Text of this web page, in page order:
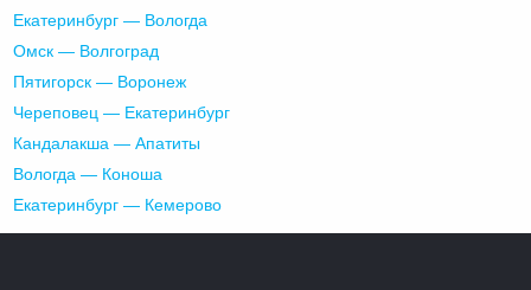
Екатеринбург — Вологда
Омск — Волгоград
Пятигорск — Воронеж
Череповец — Екатеринбург
Кандалакша — Апатиты
Вологда — Коноша
Екатеринбург — Кемерово